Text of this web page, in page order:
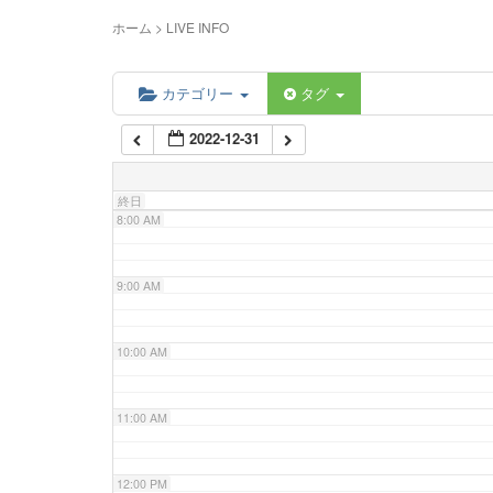
ホーム > LIVE INFO
カテゴリー タグ
2022-12-31
終日
5:00 AM
6:00 AM
7:00 AM
8:00 AM
9:00 AM
10:00 AM
11:00 AM
12:00 PM